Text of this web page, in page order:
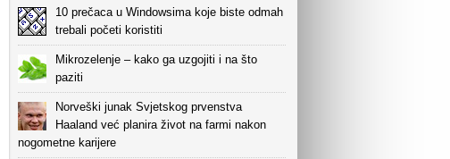
10 prečaca u Windowsima koje biste odmah
trebali početi koristiti
Mikrozelenje – kako ga uzgojiti i na što
paziti
Norveški junak Svjetskog prvenstva
Haaland već planira život na farmi nakon
nogometne karijere